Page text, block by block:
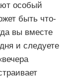
особый
быть что-
вы вместе
и следуете